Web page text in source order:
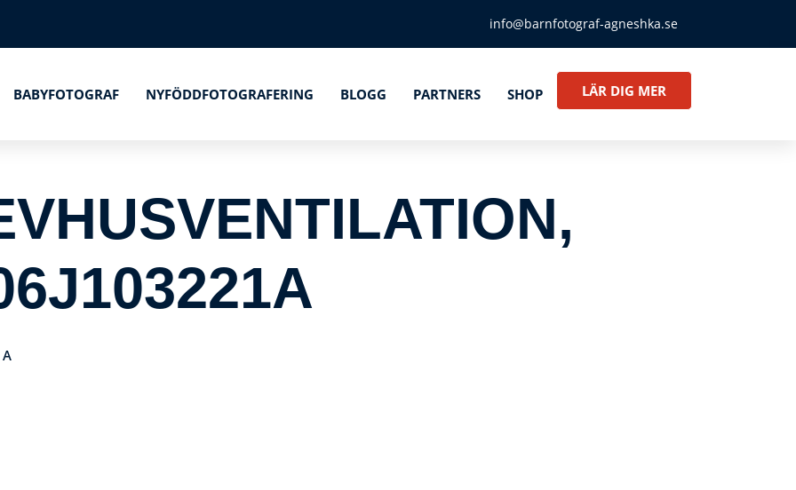
info@barnfotograf-agneshka.se
BABYFOTOGRAF NYFÖDDFOTOGRAFERING BLOGG PARTNERS SHOP LÄR DIG MER